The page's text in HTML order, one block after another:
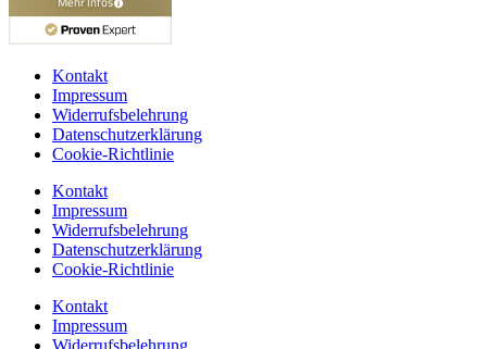
Kontakt
Impressum
Widerrufsbelehrung
Datenschutzerklärung
Cookie-Richtlinie
Kontakt
Impressum
Widerrufsbelehrung
Datenschutzerklärung
Cookie-Richtlinie
Kontakt
Impressum
Widerrufsbelehrung